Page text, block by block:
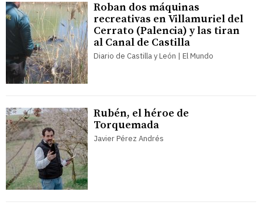
Roban dos máquinas
recreativas en Villamuriel del
Cerrato (Palencia) y las tiran
al Canal de Castilla
Diario de Castilla y León | El Mundo
Rubén, el héroe de
Torquemada
Javier Pérez Andrés